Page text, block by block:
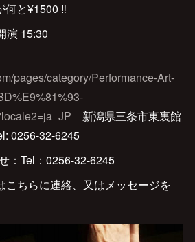
何と¥1500 ‼︎
演 15:30
pages/category/Performance-Art-
新潟県三条市東裏館
0256-32-6245
：Tel：0256-32-6245
こちらに連絡、又はメッセージを